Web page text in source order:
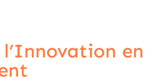
l’Innovation